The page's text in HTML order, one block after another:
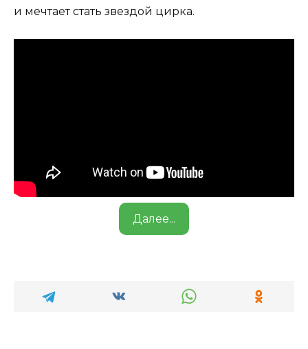
и мечтает стать звездой цирка.
Далее...